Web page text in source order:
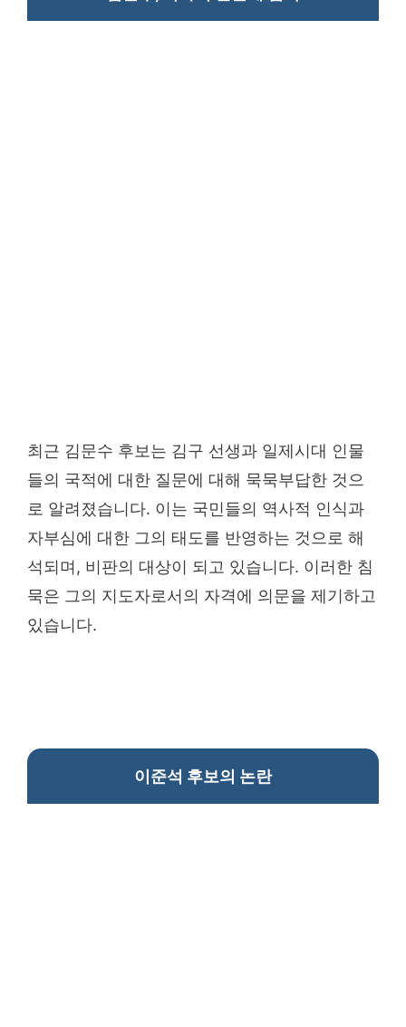
최근 김문수 후보는 김구 선생과 일제시대 인물
들의 국적에 대한 질문에 대해 묵묵부답한 것으
로 알려졌습니다. 이는 국민들의 역사적 인식과
자부심에 대한 그의 태도를 반영하는 것으로 해
석되며, 비판의 대상이 되고 있습니다. 이러한 침
묵은 그의 지도자로서의 자격에 의문을 제기하고
있습니다.
이준석 후보의 논란